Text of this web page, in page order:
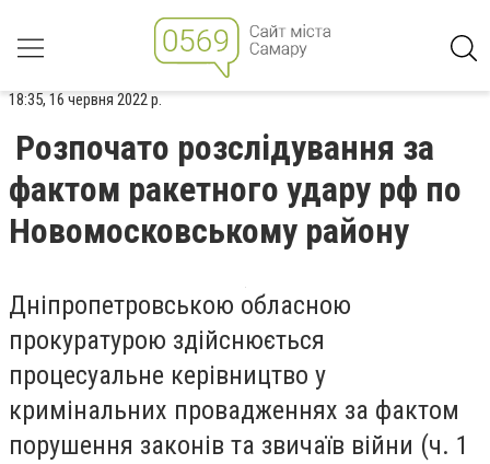
18:35, 16 червня 2022 р.
Розпочато розслідування за
фактом ракетного удару рф по
Новомосковському району
Дніпропетровською обласною
прокуратурою здійснюється
процесуальне керівництво у
кримінальних провадженнях за фактом
порушення законів та звичаїв війни (ч. 1